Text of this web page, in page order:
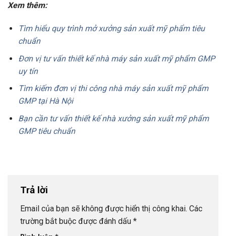
Xem thêm:
Tìm hiểu quy trình mở xưởng sản xuất mỹ phẩm tiêu
chuẩn
Đơn vị tư vấn thiết kế nhà máy sản xuất mỹ phẩm GMP
uy tín
Tìm kiếm đơn vị thi công nhà máy sản xuất mỹ phẩm
GMP tại Hà Nội
Bạn cần tư vấn thiết kế nhà xưởng sản xuất mỹ phẩm
GMP tiêu chuẩn
Trả lời
Email của bạn sẽ không được hiển thị công khai. Các
trường bắt buộc được đánh dấu *